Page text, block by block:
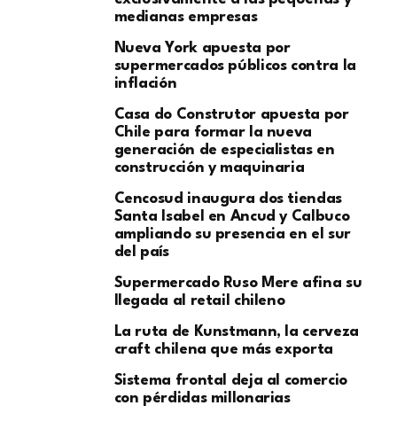
medianas empresas
Nueva York apuesta por
supermercados públicos contra la
inflación
Casa do Construtor apuesta por
Chile para formar la nueva
generación de especialistas en
construcción y maquinaria
Cencosud inaugura dos tiendas
Santa Isabel en Ancud y Calbuco
ampliando su presencia en el sur
del país
Supermercado Ruso Mere afina su
llegada al retail chileno
La ruta de Kunstmann, la cerveza
craft chilena que más exporta
Sistema frontal deja al comercio
con pérdidas millonarias